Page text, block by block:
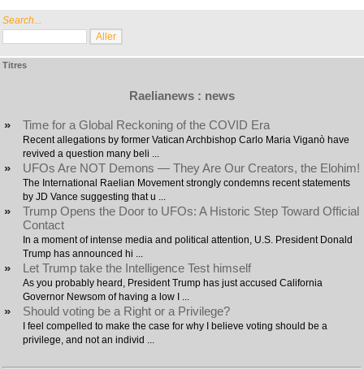
Search...
Titres
Raelianews : news
» Time for a Global Reckoning of the COVID Era
Recent allegations by former Vatican Archbishop Carlo Maria Viganò have
revived a question many beli ...
» UFOs Are NOT Demons — They Are Our Creators, the Elohim!
The International Raelian Movement strongly condemns recent statements
by JD Vance suggesting that u ...
»
Trump Opens the Door to UFOs: A Historic Step Toward Official
Contact
In a moment of intense media and political attention, U.S. President Donald
Trump has announced hi ...
» Let Trump take the Intelligence Test himself
As you probably heard, President Trump has just accused California
Governor Newsom of having a low I ...
» Should voting be a Right or a Privilege?
I feel compelled to make the case for why I believe voting should be a
privilege, and not an individ ...